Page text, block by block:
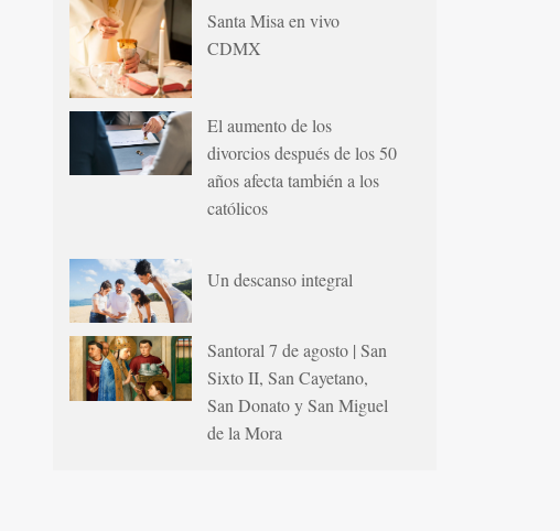
Santa Misa en vivo
CDMX
El aumento de los
divorcios después de los 50
años afecta también a los
católicos
Un descanso integral
Santoral 7 de agosto | San
Sixto II, San Cayetano,
San Donato y San Miguel
de la Mora